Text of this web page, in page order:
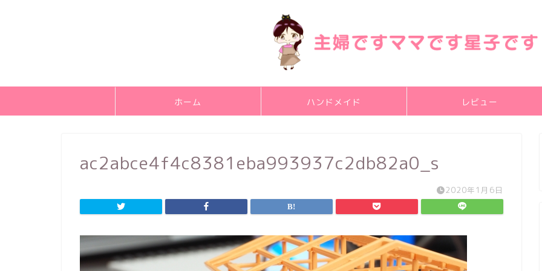
ホーム ハンドメイド レビュー
ac2abce4f4c8381eba993937c2db82a0_s
2020年1月6日